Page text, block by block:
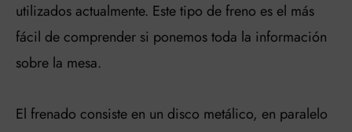
utilizados actualmente. Este tipo de freno es el más
fácil de comprender si ponemos toda la información
sobre la mesa.
El frenado consiste en un disco metálico, en paralelo